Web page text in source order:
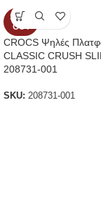
SOLD
OUT
CROCS Ψηλές
CLASSIC CRUSH
208731-001
SKU: 208731-001